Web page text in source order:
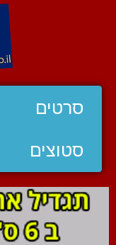
סרטים
סטוצים